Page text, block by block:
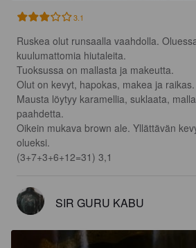
3.1
Ruskea olut runsaalla vaahdolla.
kuulumattomia hiutaleita.
Tuoksussa on mallasta ja makeutta.
Olut on kevyt, hapokas, makea ja raikas.
Mausta löytyy karamellia, suklaata,
paahdetta.
Oikein mukava brown ale. Yllättävän
olueksi.
(3+7+3+6+12=31) 3,1
SIR GURU KABU